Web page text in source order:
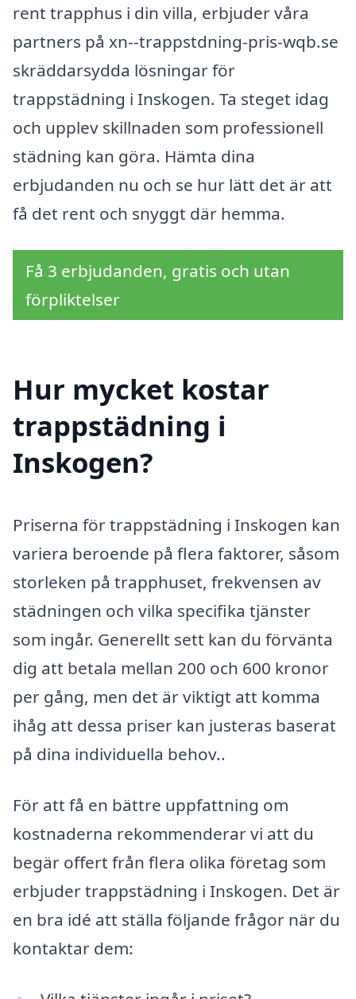
rent trapphus i din villa, erbjuder våra
partners på xn--trappstdning-pris-wqb.se
skräddarsydda lösningar för
trappstädning i Inskogen. Ta steget idag
och upplev skillnaden som professionell
städning kan göra. Hämta dina
erbjudanden nu och se hur lätt det är att
få det rent och snyggt där hemma.
Få 3 erbjudanden, gratis och utan
förpliktelser
Hur mycket kostar
trappstädning i
Inskogen?
Priserna för trappstädning i Inskogen kan
variera beroende på flera faktorer, såsom
storleken på trapphuset, frekvensen av
städningen och vilka specifika tjänster
som ingår. Generellt sett kan du förvänta
dig att betala mellan 200 och 600 kronor
per gång, men det är viktigt att komma
ihåg att dessa priser kan justeras baserat
på dina individuella behov..
För att få en bättre uppfattning om
kostnaderna rekommenderar vi att du
begär offert från flera olika företag som
erbjuder trappstädning i Inskogen. Det är
en bra idé att ställa följande frågor när du
kontaktar dem: